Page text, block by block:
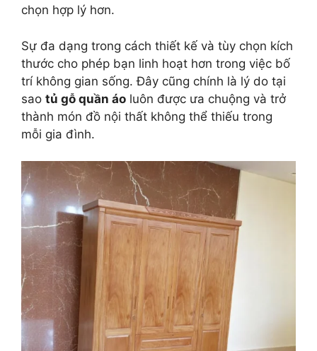
chọn hợp lý hơn.
Sự đa dạng trong cách thiết kế và tùy chọn kích
thước cho phép bạn linh hoạt hơn trong việc bố
trí không gian sống. Đây cũng chính là lý do tại
sao tủ gỗ quần áo luôn được ưa chuộng và trở
thành món đồ nội thất không thể thiếu trong
mỗi gia đình.